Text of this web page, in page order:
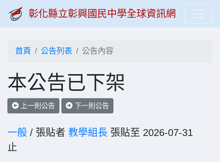
彰化縣立彰興國民中學全球資訊網
首頁 公告列表 公告內容
本公告已下架
上一則公告 下一則公告
一般 / 張貼者 教學組長 張貼至 2026-07-31
止